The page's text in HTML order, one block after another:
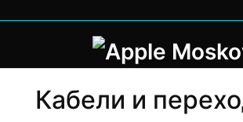
Кабели и